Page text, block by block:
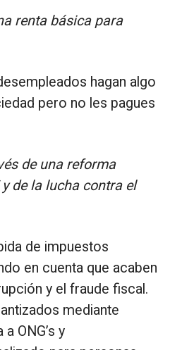
renta básica para
hagan algo
pero no les pagues
de una reforma
de la lucha contra el
de impuestos
en cuenta que acaben
y el fraude fiscal.
mediante
ONG’s y